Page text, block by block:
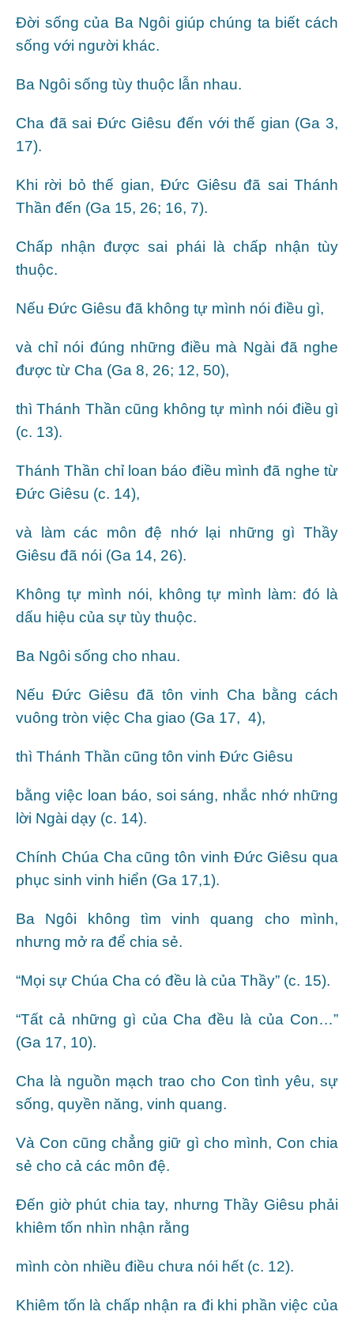
Đời sống của Ba Ngôi giúp chúng ta biết cách
sống với người khác.
Ba Ngôi sống tùy thuộc lẫn nhau.
Cha đã sai Đức Giêsu đến với thế gian (Ga 3,
17).
Khi rời bỏ thế gian, Đức Giêsu đã sai Thánh
Thần đến (Ga 15, 26; 16, 7).
Chấp nhận được sai phái là chấp nhận tùy
thuộc.
Nếu Đức Giêsu đã không tự mình nói điều gì,
và chỉ nói đúng những điều mà Ngài đã nghe
được từ Cha (Ga 8, 26; 12, 50),
thì Thánh Thần cũng không tự mình nói điều gì
(c. 13).
Thánh Thần chỉ loan báo điều mình đã nghe từ
Đức Giêsu (c. 14),
và làm các môn đệ nhớ lại những gì Thầy
Giêsu đã nói (Ga 14, 26).
Không tự mình nói, không tự mình làm: đó là
dấu hiệu của sự tùy thuộc.
Ba Ngôi sống cho nhau.
Nếu Đức Giêsu đã tôn vinh Cha bằng cách
vuông tròn việc Cha giao (Ga 17, 4),
thì Thánh Thần cũng tôn vinh Đức Giêsu
bằng việc loan báo, soi sáng, nhắc nhớ những
lời Ngài dạy (c. 14).
Chính Chúa Cha cũng tôn vinh Đức Giêsu qua
phục sinh vinh hiển (Ga 17,1).
Ba Ngôi không tìm vinh quang cho mình,
nhưng mở ra để chia sẻ.
“Mọi sự Chúa Cha có đều là của Thầy” (c. 15).
“Tất cả những gì của Cha đều là của Con…”
(Ga 17, 10).
Cha là nguồn mạch trao cho Con tình yêu, sự
sống, quyền năng, vinh quang.
Và Con cũng chẳng giữ gì cho mình, Con chia
sẻ cho cả các môn đệ.
Đến giờ phút chia tay, nhưng Thầy Giêsu phải
khiêm tốn nhìn nhận rằng
mình còn nhiều điều chưa nói hết (c. 12).
Khiêm tốn là chấp nhận ra đi khi phần việc của